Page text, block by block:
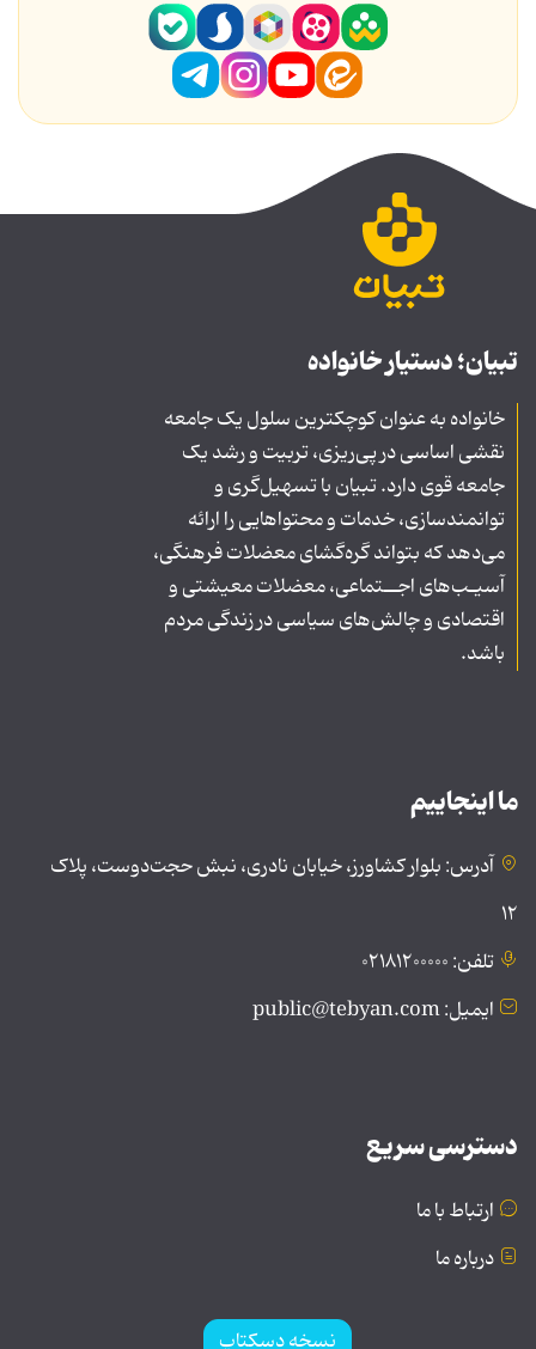
تبیان؛ دستیار خانواده
خانواده به عنوان کوچکترین سلول یک جامعه
نقشی اساسی در پی‌ریزی، تربیت و رشد یک
جامعه قوی دارد. تبیان با تسهیل‌گری و
توانمندسازی، خدمات و محتواهایی را ارائه
می‌دهد که بتواند گره‌گشای معضلات فرهنگی،
آسیـب‌های اجــتماعی، معضلات معیشتی و
اقتصادی و چالش‌های سیاسی در زندگی مردم
باشد.
ما اینجاییم
آدرس: بلوار کشاورز، خیابان نادری، نبش حجت‌دوست، پلاک
۱۲
تلفن: ۰۲۱۸۱۲۰۰۰۰۰
ایمیل: public@tebyan.com
دسترسی سریع
ارتباط با ما
درباره ما
نسخه دسکتاپ